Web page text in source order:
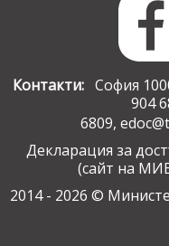
Контакти:София
904
6809,
Декларация за
(сайт на
2014 - 2026 ©